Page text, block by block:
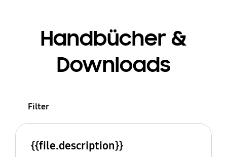
Handbücher &
Downloads
Filter
{{file.description}}